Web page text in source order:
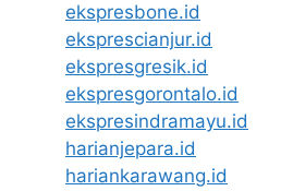
ekspresbone.id
eksprescianjur.id
ekspresgresik.id
ekspresgorontalo.id
ekspresindramayu.id
harianjepara.id
hariankarawang.id